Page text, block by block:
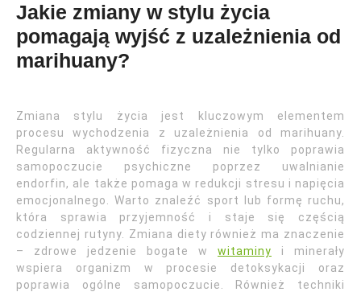
Jakie zmiany w stylu życia
pomagają wyjść z uzależnienia od
marihuany?
Zmiana stylu życia jest kluczowym elementem
procesu wychodzenia z uzależnienia od marihuany.
Regularna aktywność fizyczna nie tylko poprawia
samopoczucie psychiczne poprzez uwalnianie
endorfin, ale także pomaga w redukcji stresu i napięcia
emocjonalnego. Warto znaleźć sport lub formę ruchu,
która sprawia przyjemność i staje się częścią
codziennej rutyny. Zmiana diety również ma znaczenie
– zdrowe jedzenie bogate w witaminy i minerały
wspiera organizm w procesie detoksykacji oraz
poprawia ogólne samopoczucie. Również techniki